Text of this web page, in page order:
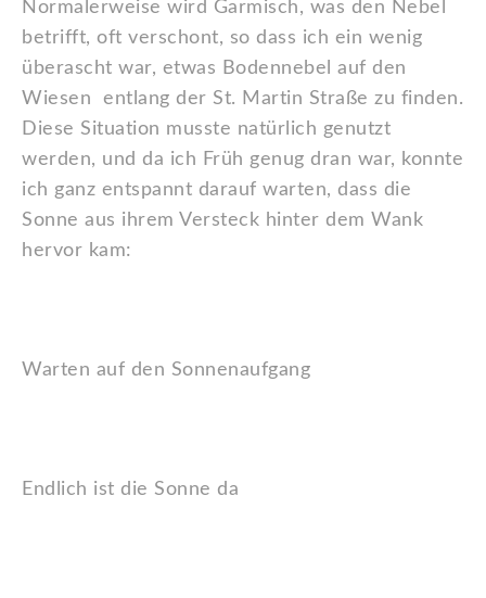
Normalerweise wird Garmisch, was den Nebel
betrifft, oft verschont, so dass ich ein wenig
überascht war, etwas Bodennebel auf den
Wiesen entlang der St. Martin Straße zu finden.
Diese Situation musste natürlich genutzt
werden, und da ich Früh genug dran war, konnte
ich ganz entspannt darauf warten, dass die
Sonne aus ihrem Versteck hinter dem Wank
hervor kam:
Warten auf den Sonnenaufgang
Endlich ist die Sonne da